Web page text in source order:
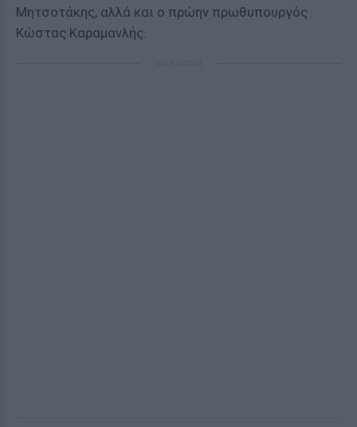
Μητσοτάκης, αλλά και ο πρώην πρωθυπουργός
Κώστας Καραμανλής.